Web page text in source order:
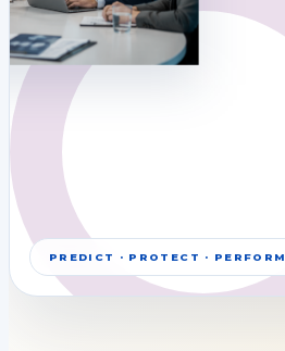
PREDICT · PROTECT · PERFORM